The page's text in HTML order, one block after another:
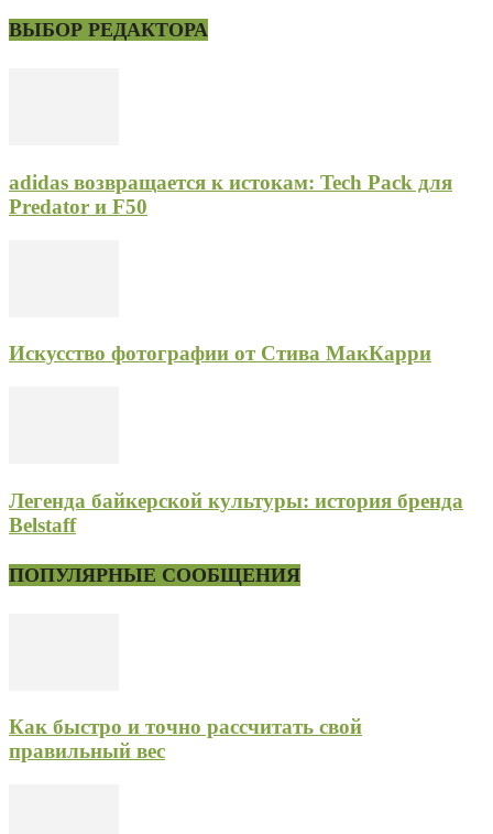
ВЫБОР РЕДАКТОРА
adidas возвращается к истокам: Tech Pack для
Predator и F50
Искусство фотографии от Стива МакКарри
Легенда байкерской культуры: история бренда
Belstaff
ПОПУЛЯРНЫЕ СООБЩЕНИЯ
Как быстро и точно рассчитать свой
правильный вес